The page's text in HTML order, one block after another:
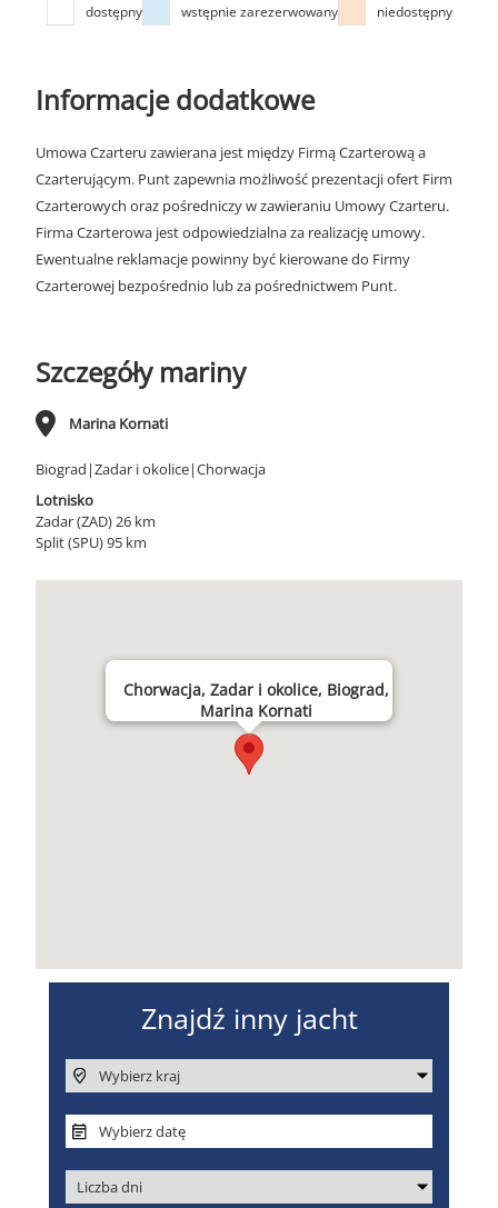
dostępny wstępnie zarezerwowany niedostępny
Informacje dodatkowe
Umowa Czarteru zawierana jest między Firmą Czarterową a
Czarterującym. Punt zapewnia możliwość prezentacji ofert Firm
Czarterowych oraz pośredniczy w zawieraniu Umowy Czarteru.
Firma Czarterowa jest odpowiedzialna za realizację umowy.
Ewentualne reklamacje powinny być kierowane do Firmy
Czarterowej bezpośrednio lub za pośrednictwem Punt.
Szczegóły mariny
Marina Kornati
Biograd|Zadar i okolice|Chorwacja
Lotnisko
Zadar (ZAD) 26 km
Split (SPU) 95 km
Chorwacja, Zadar i okolice, Biograd,
Marina Kornati